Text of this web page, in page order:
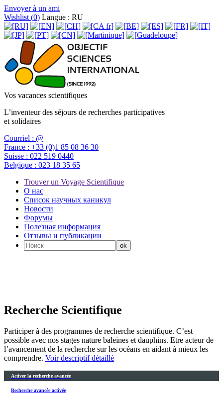
Envoyer à un ami
Wishlist (0) Langue : RU
Vos vacances scientifiques
L’inventeur des séjours de recherches participatives
et solidaires
Courriel : @
France : +33 (0)1 85 08 36 30
Suisse : 022 519 0440
Belgique : 023 18 35 65
Trouver un Voyage Scientifique
О нас
Список научных каникул
Новости
Форумы
Полезная информация
Отзывы и публикации
Recherche Scientifique
Participer à des programmes de recherche scientifique. C’est
possible avec nos stages nature baleines et dauphins. Etre acteur de
l’avancement de la recherche sur les océans en aidant à mieux les
comprendre. Voir descriptif détaillé
Activer la recherche avancée
Recherche avancée activée